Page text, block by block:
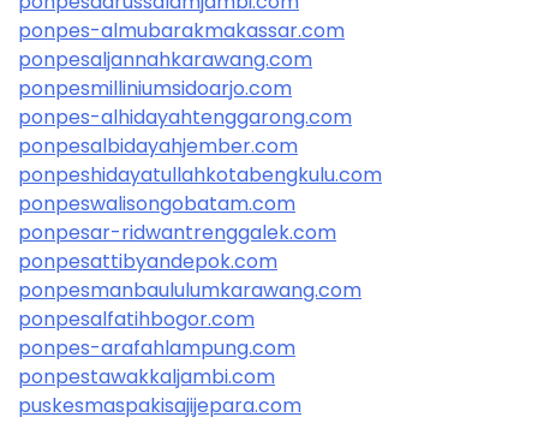
ponpes-almubarakmakassar.com
ponpesaljannahkarawang.com
ponpesmilliniumsidoarjo.com
ponpes-alhidayahtenggarong.com
ponpesalbidayahjember.com
ponpeshidayatullahkotabengkulu.com
ponpeswalisongobatam.com
ponpesar-ridwantrenggalek.com
ponpesattibyandepok.com
ponpesmanbaululumkarawang.com
ponpesalfatihbogor.com
ponpes-arafahlampung.com
ponpestawakkaljambi.com
puskesmaspakisajijepara.com